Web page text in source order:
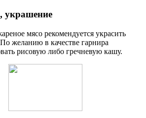
украшение
мясо рекомендуется украсить
желанию в качестве гарнира
рисовую либо гречневую кашу.